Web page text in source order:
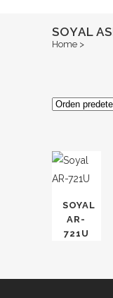
SOYAL
Home >
SOYAL
AR-
721U